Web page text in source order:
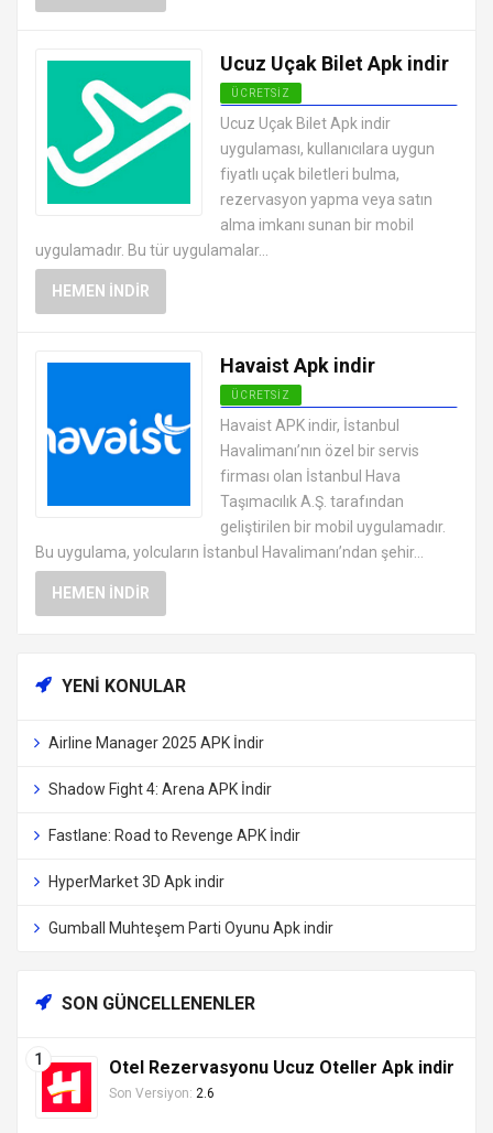
Ucuz Uçak Bilet Apk indir
ÜCRETSIZ
ANDROID TATIL VE SEYAHAT
UYGULAMALARI APK
Ucuz Uçak Bilet Apk indir
uygulaması, kullanıcılara uygun
fiyatlı uçak biletleri bulma,
rezervasyon yapma veya satın
alma imkanı sunan bir mobil
uygulamadır. Bu tür uygulamalar...
HEMEN İNDIR
Havaist Apk indir
ÜCRETSIZ
ANDROID TATIL VE SEYAHAT
UYGULAMALARI APK
Havaist APK indir, İstanbul
Havalimanı’nın özel bir servis
firması olan İstanbul Hava
Taşımacılık A.Ş. tarafından
geliştirilen bir mobil uygulamadır.
Bu uygulama, yolcuların İstanbul Havalimanı’ndan şehir...
HEMEN İNDIR
YENI KONULAR
Airline Manager 2025 APK İndir
Shadow Fight 4: Arena APK İndir
Fastlane: Road to Revenge APK İndir
HyperMarket 3D Apk indir
Gumball Muhteşem Parti Oyunu Apk indir
SON GÜNCELLENENLER
Otel Rezervasyonu Ucuz Oteller Apk indir
Son Versiyon: 2.6